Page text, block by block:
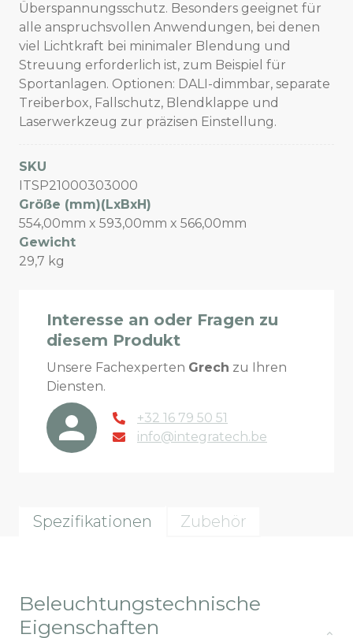
Überspannungsschutz. Besonders geeignet für
alle anspruchsvollen Anwendungen, bei denen
viel Lichtkraft bei minimaler Blendung und
Streuung erforderlich ist, zum Beispiel für
Sportanlagen. Optionen: DALI-dimmbar, separate
Treiberbox, Fallschutz, Blendklappe und
Laserwerkzeug zur präzisen Einstellung.
SKU
ITSP21000303000
Größe (mm)(LxBxH)
554,00mm x 593,00mm x 566,00mm
Gewicht
29,7 kg
Interesse an oder Fragen zu
diesem Produkt
Unsere Fachexperten Grech zu Ihren
Diensten.
+32 16 79 50 51
info@integratech.be
Spezifikationen Zubehör
Beleuchtungstechnische
Eigenschaften